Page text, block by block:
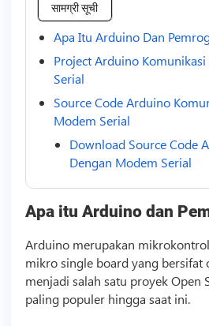
सामग्री सूची
Apa Itu Arduino Dan
Project Arduino
Serial
Source Code Arduino
Modem Serial
Download Source Code
Dengan Modem Serial
Apa itu Arduino dan
Arduino merupakan
mikro single board yang bersifat
menjadi salah satu proyek Open
paling populer hingga saat ini.